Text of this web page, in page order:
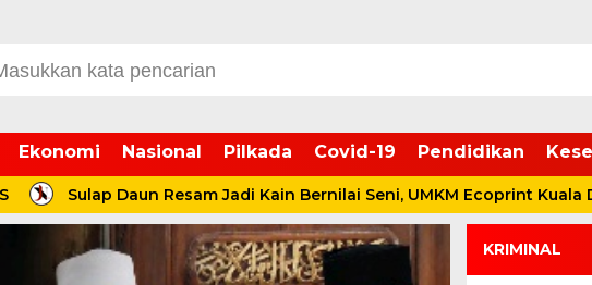
Ekonomi Nasional Pilkada Covid-19 Pendidikan
Daun Resam Jadi Kain Bernilai Seni, UMKM Ecoprint Kuala Dasal
KRIMINAL